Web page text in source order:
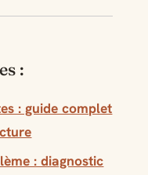
:
: guide complet
: diagnostic